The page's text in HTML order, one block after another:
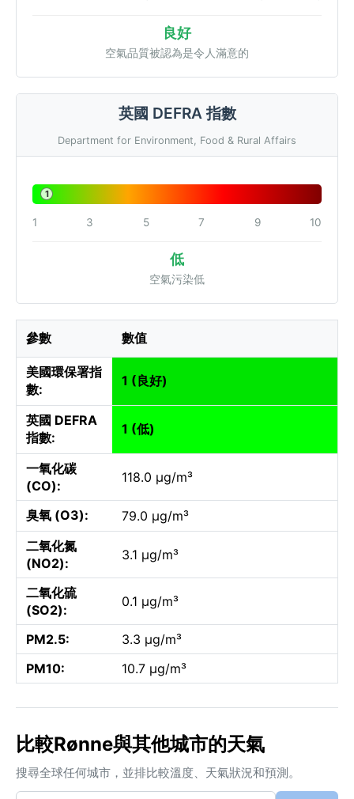
良好
空氣品質被認為是令人滿意的
英國 DEFRA 指數
Department for Environment, Food & Rural Affairs
1
1 3 5 7 9 10
低
空氣污染低
參數 數值
美國環保署指
數:
1 (良好)
英國 DEFRA
指數:
1 (低)
一氧化碳
(CO):
118.0 µg/m³
臭氧 (O3):
79.0 µg/m³
二氧化氮
(NO2):
3.1 µg/m³
二氧化硫
(SO2):
0.1 µg/m³
PM2.5:
3.3 µg/m³
PM10:
10.7 µg/m³
比較Rønne與其他城市的天氣
搜尋全球任何城市，並排比較溫度、天氣狀況和預測。